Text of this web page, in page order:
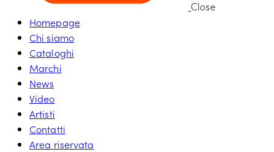
Close
Homepage
Chi siamo
Cataloghi
Marchi
News
Video
Artisti
Contatti
Area riservata